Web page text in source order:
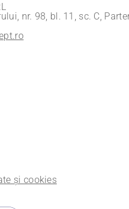
nr. 98, bl. 11, sc. C,
și cookies